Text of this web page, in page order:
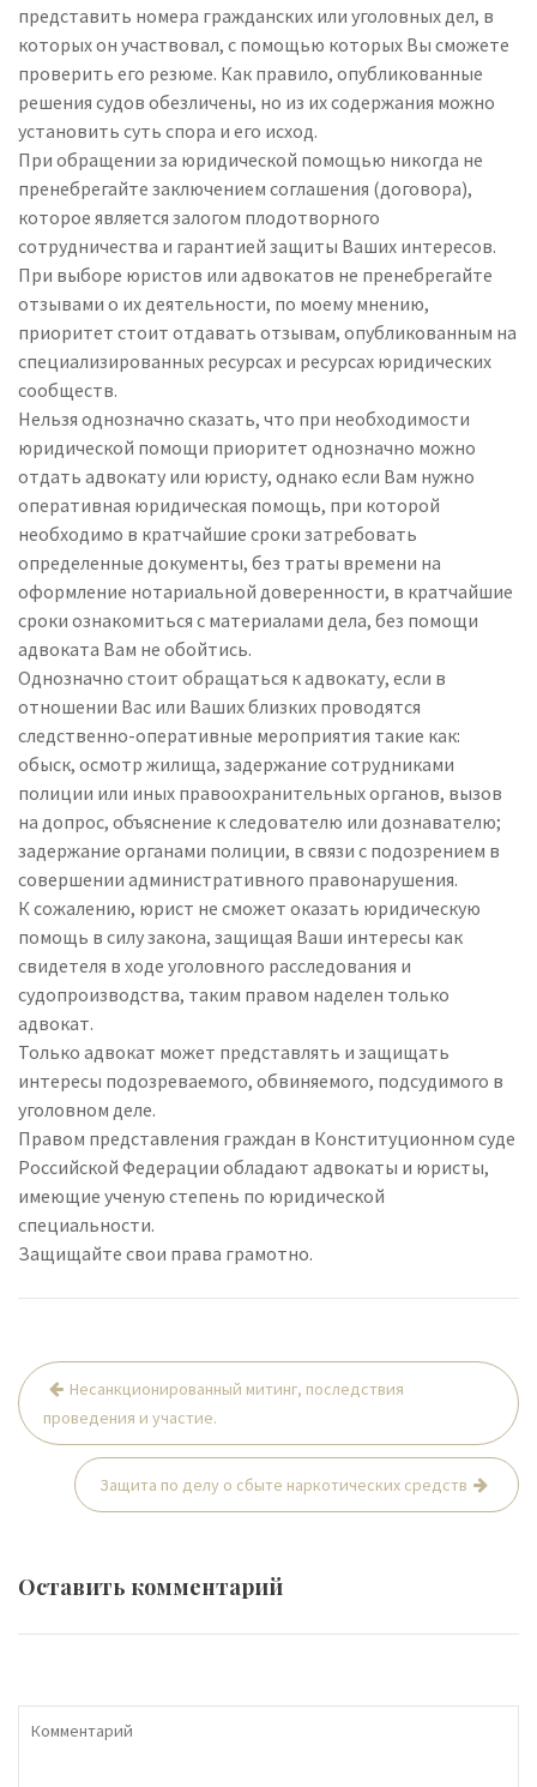
представить номера гражданских или уголовных дел, в
которых он участвовал, с помощью которых Вы сможете
проверить его резюме. Как правило, опубликованные
решения судов обезличены, но из их содержания можно
установить суть спора и его исход.
При обращении за юридической помощью никогда не
пренебрегайте заключением соглашения (договора),
которое является залогом плодотворного
сотрудничества и гарантией защиты Ваших интересов.
При выборе юристов или адвокатов не пренебрегайте
отзывами о их деятельности, по моему мнению,
приоритет стоит отдавать отзывам, опубликованным на
специализированных ресурсах и ресурсах юридических
сообществ.
Нельзя однозначно сказать, что при необходимости
юридической помощи приоритет однозначно можно
отдать адвокату или юристу, однако если Вам нужно
оперативная юридическая помощь, при которой
необходимо в кратчайшие сроки затребовать
определенные документы, без траты времени на
оформление нотариальной доверенности, в кратчайшие
сроки ознакомиться с материалами дела, без помощи
адвоката Вам не обойтись.
Однозначно стоит обращаться к адвокату, если в
отношении Вас или Ваших близких проводятся
следственно-оперативные мероприятия такие как:
обыск, осмотр жилища, задержание сотрудниками
полиции или иных правоохранительных органов, вызов
на допрос, объяснение к следователю или дознавателю;
задержание органами полиции, в связи с подозрением в
совершении административного правонарушения.
К сожалению, юрист не сможет оказать юридическую
помощь в силу закона, защищая Ваши интересы как
свидетеля в ходе уголовного расследования и
судопроизводства, таким правом наделен только
адвокат.
Только адвокат может представлять и защищать
интересы подозреваемого, обвиняемого, подсудимого в
уголовном деле.
Правом представления граждан в Конституционном суде
Российской Федерации обладают адвокаты и юристы,
имеющие ученую степень по юридической
специальности.
Защищайте свои права грамотно.
Навигация
по
записям
Несанкционированный митинг, последствия
проведения и участие.
Защита по делу о сбыте наркотических средств
Оставить комментарий